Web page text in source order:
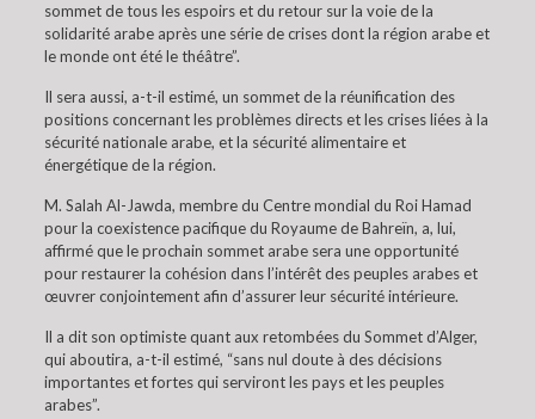
sommet de tous les espoirs et du retour sur la voie de la
solidarité arabe après une série de crises dont la région arabe et
le monde ont été le théâtre”.
Il sera aussi, a-t-il estimé, un sommet de la réunification des
positions concernant les problèmes directs et les crises liées à la
sécurité nationale arabe, et la sécurité alimentaire et
énergétique de la région.
M. Salah Al-Jawda, membre du Centre mondial du Roi Hamad
pour la coexistence pacifique du Royaume de Bahreïn, a, lui,
affirmé que le prochain sommet arabe sera une opportunité
pour restaurer la cohésion dans l’intérêt des peuples arabes et
œuvrer conjointement afin d’assurer leur sécurité intérieure.
Il a dit son optimiste quant aux retombées du Sommet d’Alger,
qui aboutira, a-t-il estimé, “sans nul doute à des décisions
importantes et fortes qui serviront les pays et les peuples
arabes”.